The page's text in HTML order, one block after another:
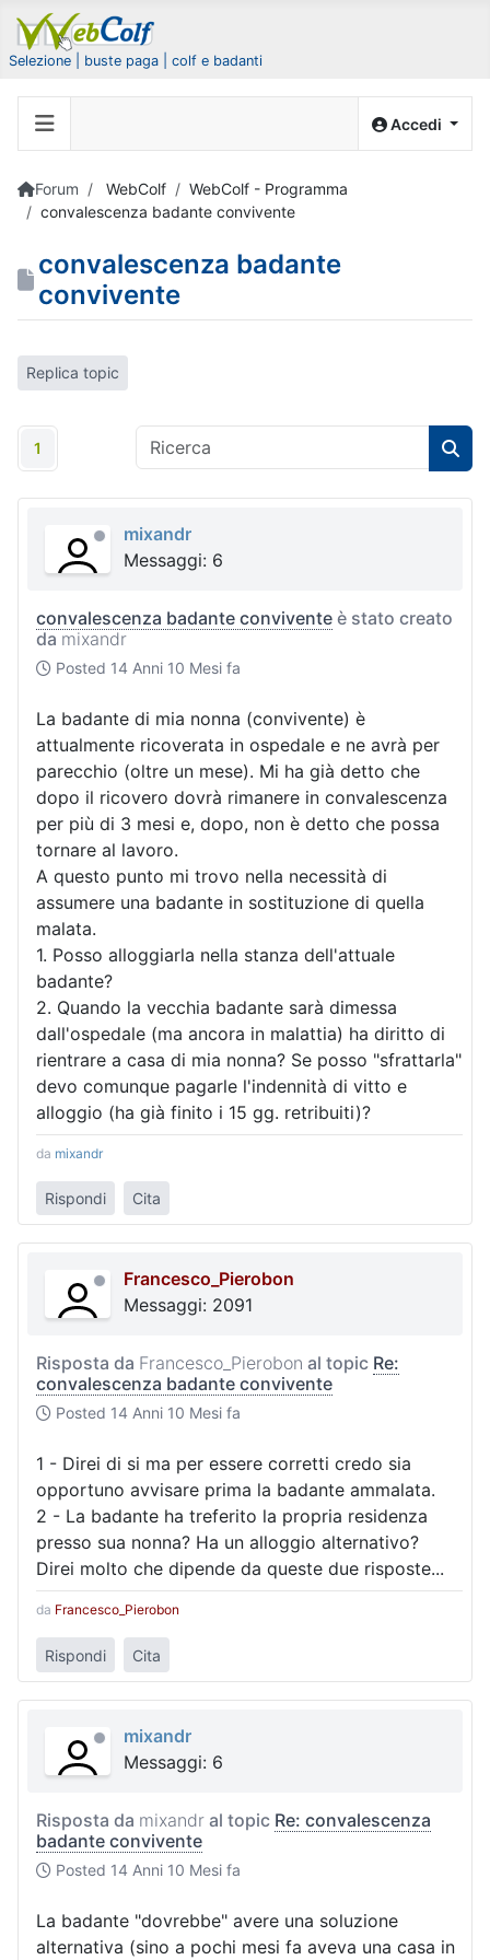
Selezione | buste paga | colf e badanti
Accedi
Forum WebColf
WebColf - Programma
convalescenza badante convivente
convalescenza badante
convivente
Replica topic
1
mixandr
Messaggi: 6
convalescenza badante convivente è stato creato
da mixandr
Posted 14 Anni 10 Mesi fa
La badante di mia nonna (convivente) è
attualmente ricoverata in ospedale e ne avrà per
parecchio (oltre un mese). Mi ha già detto che
dopo il ricovero dovrà rimanere in convalescenza
per più di 3 mesi e, dopo, non è detto che possa
tornare al lavoro.
A questo punto mi trovo nella necessità di
assumere una badante in sostituzione di quella
malata.
1. Posso alloggiarla nella stanza dell'attuale
badante?
2. Quando la vecchia badante sarà dimessa
dall'ospedale (ma ancora in malattia) ha diritto di
rientrare a casa di mia nonna? Se posso "sfrattarla"
devo comunque pagarle l'indennità di vitto e
alloggio (ha già finito i 15 gg. retribuiti)?
da mixandr
Rispondi Cita
Francesco_Pierobon
Messaggi: 2091
Risposta da Francesco_Pierobon al topic Re:
convalescenza badante convivente
Posted 14 Anni 10 Mesi fa
1 - Direi di si ma per essere corretti credo sia
opportuno avvisare prima la badante ammalata.
2 - La badante ha treferito la propria residenza
presso sua nonna? Ha un alloggio alternativo?
Direi molto che dipende da queste due risposte...
da Francesco_Pierobon
Rispondi Cita
mixandr
Messaggi: 6
Risposta da mixandr al topic Re: convalescenza
badante convivente
Posted 14 Anni 10 Mesi fa
La badante "dovrebbe" avere una soluzione
alternativa (sino a pochi mesi fa aveva una casa in